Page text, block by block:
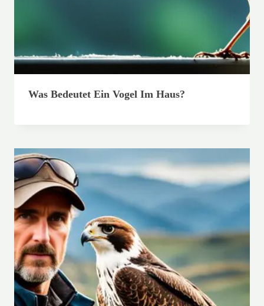
Was Bedeutet Ein Vogel Im Haus?